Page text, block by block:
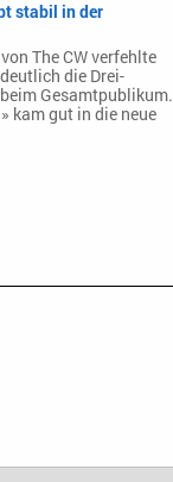
stabil in der
The CW verfehlte
die Drei-
Gesamtpublikum.
kam gut in die neue